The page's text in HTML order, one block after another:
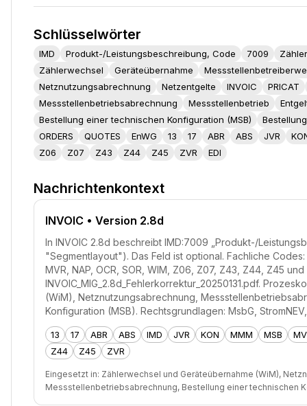
Schlüsselwörter
IMD Produkt-/Leistungsbeschreibung, Code 7009
Zählerwechsel
Geräteübernahme
Netznutzungsabrechnung
Netzentgelte INVOIC
PRICAT
Messstellenbetriebsabrechnung
Messstellenbetrieb
Bestellung einer technischen Konfiguration (MSB)
ORDERS
QUOTES EnWG 13 17 ABR ABS JVR
Z06
Z07 Z43 Z44 Z45 ZVR EDI
Nachrichtenkontext
INVOIC • Version 2.8d
In INVOIC 2.8d beschreibt IMD:7009 „Produkt-/
"Segmentlayout"). Das Feld ist optional. Fachliche Codes:
MVR, NAP, OCR, SOR, WIM, Z06, Z07, Z43, Z44, Z45 und
INVOIC_MIG_2.8d_Fehlerkorrektur_20250131.pdf.
(WiM), Netznutzungsabrechnung,
Konfiguration (MSB). Rechtsgrundlagen: MsbG,
13 17 ABR ABS IMD JVR KON MMM MSB
Z44
Z45 ZVR
Eingesetzt in: Zählerwechsel und Geräteübernahme (WiM),
Messstellenbetriebsabrechnung, Bestellung einer technischen